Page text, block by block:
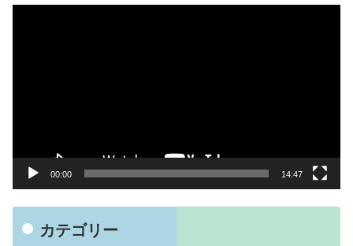
00:00 14:47
カテゴリー